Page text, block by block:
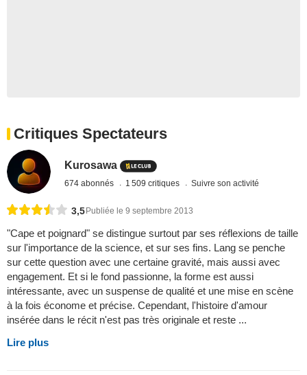
Critiques Spectateurs
Kurosawa
674 abonnés 1 509 critiques Suivre son activité
3,5 Publiée le 9 septembre 2013
"Cape et poignard" se distingue surtout par ses réflexions de taille
sur l'importance de la science, et sur ses fins. Lang se penche
sur cette question avec une certaine gravité, mais aussi avec
engagement. Et si le fond passionne, la forme est aussi
intéressante, avec un suspense de qualité et une mise en scène
à la fois économe et précise. Cependant, l'histoire d'amour
insérée dans le récit n'est pas très originale et reste ...
Lire plus